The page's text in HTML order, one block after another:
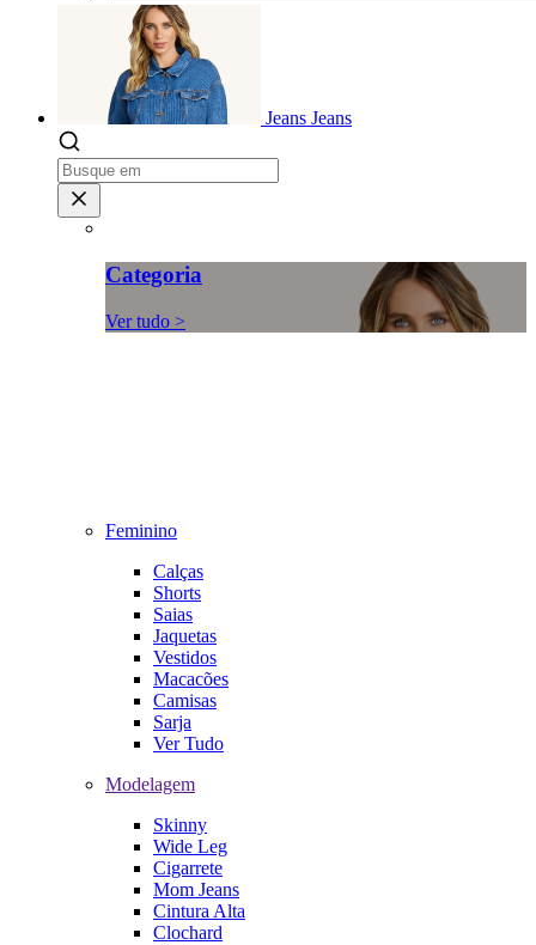
Jeans Jeans
Categoria
Ver tudo >
Feminino
Calças
Shorts
Saias
Jaquetas
Vestidos
Macacões
Camisas
Sarja
Ver Tudo
Modelagem
Skinny
Wide Leg
Cigarrete
Mom Jeans
Cintura Alta
Clochard